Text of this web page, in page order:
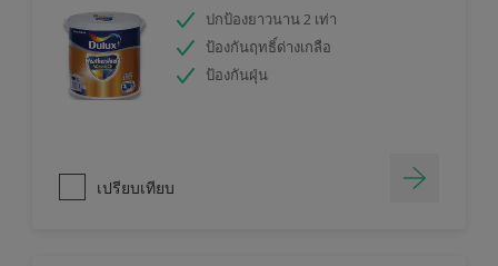
ปกป้องยาวนาน 2 เท่า
ป้องกันฤทธิ์ด่างเกลือ
ป้องกันฝุ่น
เปรียบเทียบ